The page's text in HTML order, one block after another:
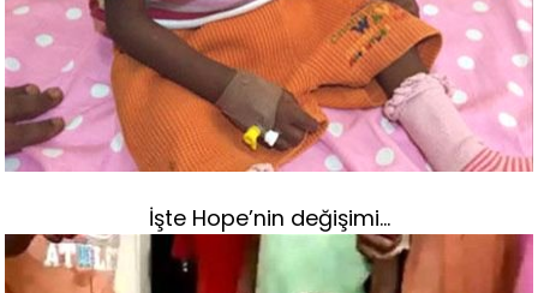
İşte Hope’nin değişimi…